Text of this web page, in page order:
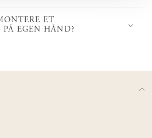
ET
PÅ EGEN HÅND?